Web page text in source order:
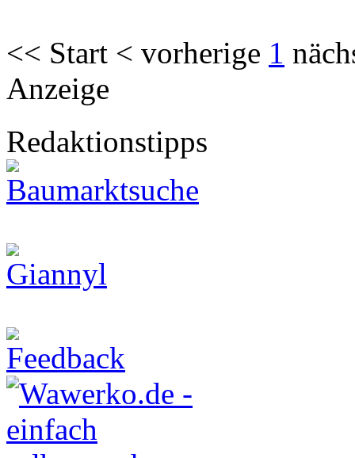
<< Start < vorherige 1
Anzeige
Redaktionstipps